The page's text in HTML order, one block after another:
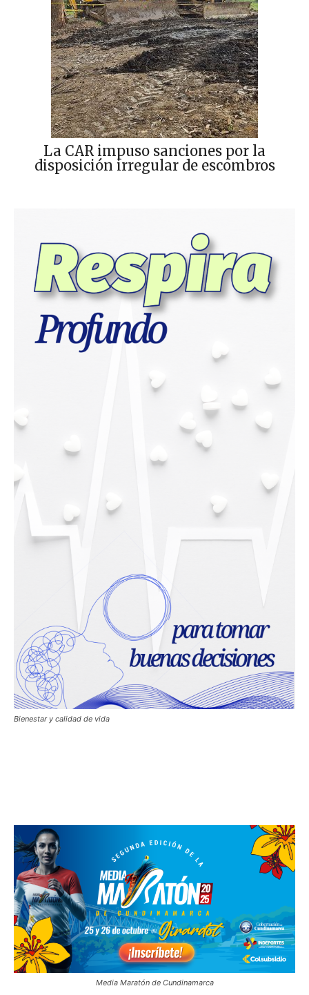
La CAR impuso sanciones por la
disposición irregular de escombros
Bienestar y calidad de vida
Media Maratón de Cundinamarca